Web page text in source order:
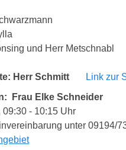
und Herr Metschnabl
Herr Schmitt
Link zur
Frau Elke Schneider
- 10:15 Uhr
unter 09194/